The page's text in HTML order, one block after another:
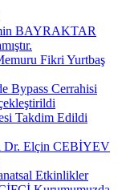
BAYRAKTAR
Fikri Yurtbaş
Bypass Cerrahisi
Takdim Edildi
Dr. Elçin CEBİYEV
Etkinlikler